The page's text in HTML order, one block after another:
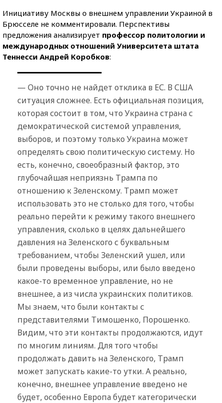
Инициативу Москвы о внешнем управлении Украиной в
Брюсселе не комментировали. Перспективы
предложения анализирует профессор политологии и
международных отношений Университета штата
Теннесси Андрей Коробков:
— Оно точно не найдет отклика в ЕС. В США
ситуация сложнее. Есть официальная позиция,
которая состоит в том, что Украина страна с
демократической системой управления,
выборов, и поэтому только Украина может
определять свою политическую систему. Но
есть, конечно, своеобразный фактор, это
глубочайшая неприязнь Трампа по
отношению к Зеленскому. Трамп может
использовать это не столько для того, чтобы
реально перейти к режиму такого внешнего
управления, сколько в целях дальнейшего
давления на Зеленского с буквальным
требованием, чтобы Зеленский ушел, или
были проведены выборы, или было введено
какое-то временное управление, но не
внешнее, а из числа украинских политиков.
Мы знаем, что были контакты с
представителями Тимошенко, Порошенко.
Видим, что эти контакты продолжаются, идут
по многим линиям. Для того чтобы
продолжать давить на Зеленского, Трамп
может запускать какие-то утки. А реально,
конечно, внешнее управление введено не
будет, особенно Европа будет категорически